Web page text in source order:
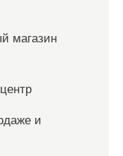
магазин
и